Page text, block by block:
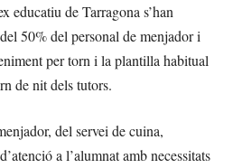
educatiu de Tarragona s’han
50% del personal de menjador i
per torn i la plantilla habitual
de nit dels tutors.
del servei de cuina,
a l’alumnat amb necessitats